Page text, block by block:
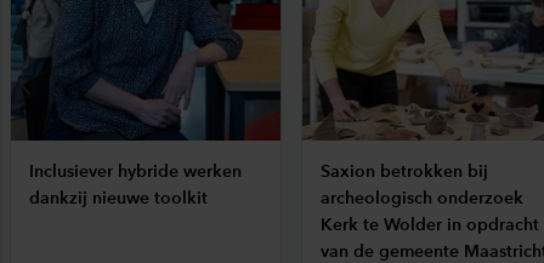
Inclusiever hybride werken
dankzij nieuwe toolkit
Saxion betrokken bij
archeologisch onderzoek
Kerk te Wolder in opdracht
van de gemeente